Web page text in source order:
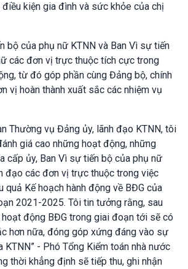
kiện gia đình và sức khỏe của chị
bộ của phụ nữ KTNN và Ban Vì sự tiến
các đơn vị trực thuộc tích cực trong
từ đó góp phần cùng Đảng bộ, chính
vị hoàn thành xuất sắc các nhiệm vụ
Thường vụ Đảng ủy, lãnh đạo KTNN, tôi
giá cao những hoạt động, những
cấp ủy, Ban Vì sự tiến bộ của phụ nữ
đạo các đơn vị trực thuộc trong việc
quả Kế hoạch hành động về BĐG của
2021-2025. Tôi tin tưởng rằng, sau
hoạt động BĐG trong giai đoạn tới sẽ có
hơn nữa, đóng góp xứng đáng vào sự
KTNN” - Phó Tổng Kiểm toán nhà nước
thời khẳng định sẽ tiếp thu, ghi nhận